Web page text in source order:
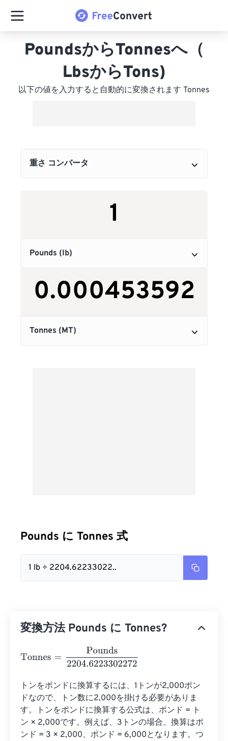
PoundsからTonnesへ（
LbsからTons)
以下の値を入力すると自動的に変換されます Tonnes
Pounds に Tonnes 式
1 lb ÷ 2204.62233022..
変換方法 Pounds に Tonnes?
Tonnes 2204.6223302272
トンをポンドに換算するには、1トンが2,000ポン
ドなので、トン数に2,000を掛ける必要がありま
す。トンをポンドに換算する公式は、ポンド = ト
ン × 2,000です。例えば、3トンの場合、換算はポ
ンド = 3 × 2,000、ポンド = 6,000となります。つ